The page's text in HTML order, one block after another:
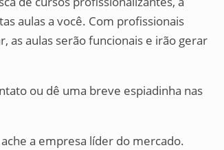
aulas a você. Com profissionais
as aulas serão funcionais e irão gerar
ou dê uma breve espiadinha nas
a empresa líder do mercado.